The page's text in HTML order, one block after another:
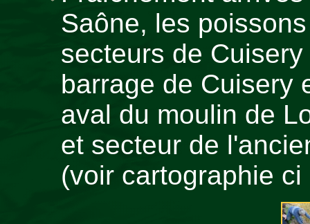
Saône, les
secteurs de
barrage de Cuisery
aval du moulin de
et secteur de
(voir cartographie